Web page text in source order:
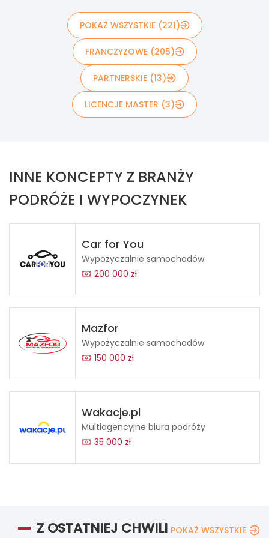
POKAŻ WSZYSTKIE (221)
FRANCZYZOWE (205)
PARTNERSKIE (13)
LICENCJE MASTER (3)
INNE KONCEPTY Z BRANŻY
PODRÓŻE I WYPOCZYNEK
Car for You
Wypożyczalnie samochodów
200 000 zł
Mazfor
Wypożyczalnie samochodów
150 000 zł
Wakacje.pl
Multiagencyjne biura podróży
35 000 zł
Z OSTATNIEJ CHWILI POKAŻ WSZYSTKIE